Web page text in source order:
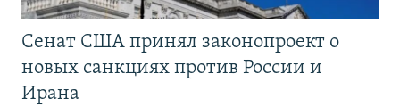
Сенат США принял законопроект о
новых санкциях против России и
Ирана